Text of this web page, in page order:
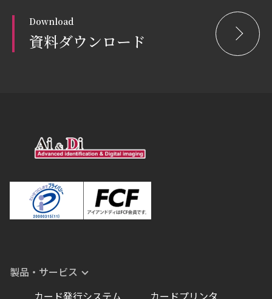
Download
資料ダウンロード
製品・サービス
カード発行システム
カードプリンタ